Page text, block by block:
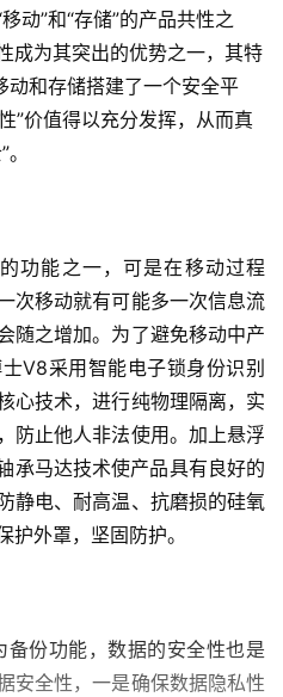
动”和“存储”的产品共性之
成为其突出的优势之一，其特
动和存储搭建了一个安全平
”价值得以充分发挥，从而真
功能之一，可是在移动过程
次移动就有可能多一次信息流
随之增加。为了避免移动中产
V8采用智能电子锁身份识别
心技术，进行纯物理隔离，实
防止他人非法使用。加上悬浮
承马达技术使产品具有良好的
静电、耐高温、抗磨损的硅氧
外罩，坚固防护。
份功能，数据的安全性也是
安全性，一是确保数据隐私性